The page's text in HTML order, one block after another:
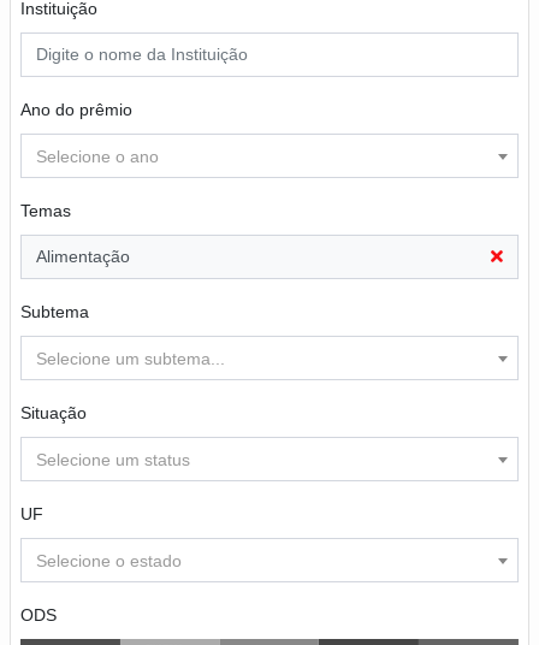
Instituição
Ano do prêmio
Selecione o ano
Temas
Alimentação
Subtema
Selecione um subtema...
Situação
Selecione um status
UF
Selecione o estado
ODS